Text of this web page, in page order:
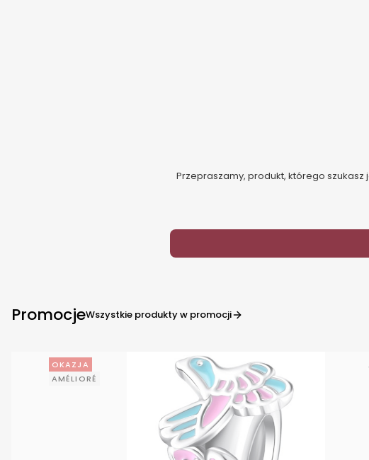
Przepraszamy, produkt, którego szukasz
PromocjeWszystkie produkty w promocji
OKAZJA
AMÉLIORÉ